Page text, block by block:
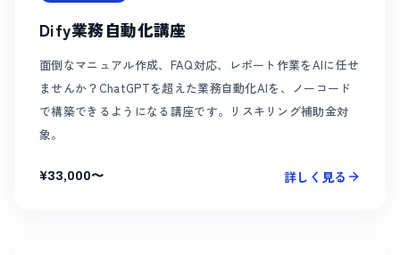
Dify業務自動化講座
面倒なマニュアル作成、FAQ対応、レポート作業をAIに任せ
ませんか？ChatGPTを超えた業務自動化AIを、ノーコード
で構築できるようになる講座です。リスキリング補助金対
象。
¥33,000〜 詳しく見る